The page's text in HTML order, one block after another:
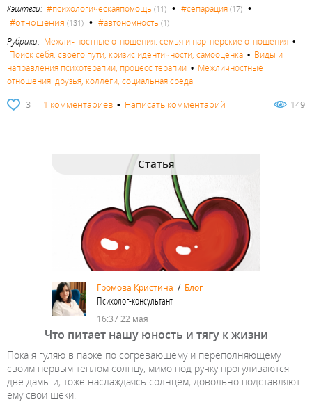
Хэштеги: #психологическаяпомощь (11) • #сепарация (17) •
#отношения (131) • #автономность (1)
Рубрики: Межличностные отношения: семья и партнерские отношения •
Поиск себя, своего пути, кризис идентичности, самооценка • Виды и
направления психотерапии, процесс терапии • Межличностные
отношения: друзья, коллеги, социальная среда
3 1 комментариев • Написать комментарий 149
Статья
Громова Кристина / Блог
Психолог-консультант
16:37 22 мая
Что питает нашу юность и тягу к жизни
Пока я гуляю в парке по согревающему и переполняющему
своим первым теплом солнцу, мимо под ручку прогуливаются
две дамы и, тоже наслаждаясь солнцем, довольно подставляют
ему свои щеки.